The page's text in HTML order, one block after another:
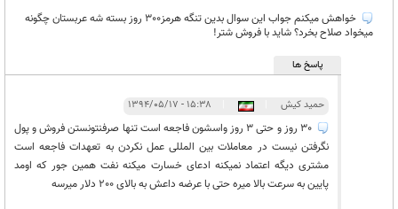
خواهش میکنم جواب این سوال بدین تنگه هرمز300 روز بسته شه عربستان چگونه
میخواد صلاح بخرد؟ شاید با فروش شتر!
پاسخ ها
حمید کیش ۱۵:۳۸ - ۱۳۹۴/۰۵/۱۷
30 روز و حتی 3 روز واسشون فاجعه است تنها صرفنتونستن فروش و پول
نگرفتن نیست در معاملات بین المللی عمل نکردن به تعهدات فاجعه است
مشتری دیگه اعتماد نمیکنه ادعای خسارت میکنه نفت همین جور که اومد
پایین به سرعت بالا میره حتی با عرضه داعش به بالای 200 دلار میرسه